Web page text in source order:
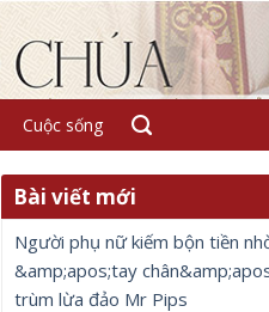
Cuộc sống
Bài viết mới
Người phụ nữ kiếm bộn tiền
&amp;apos;tay
trùm lừa đảo Mr Pips